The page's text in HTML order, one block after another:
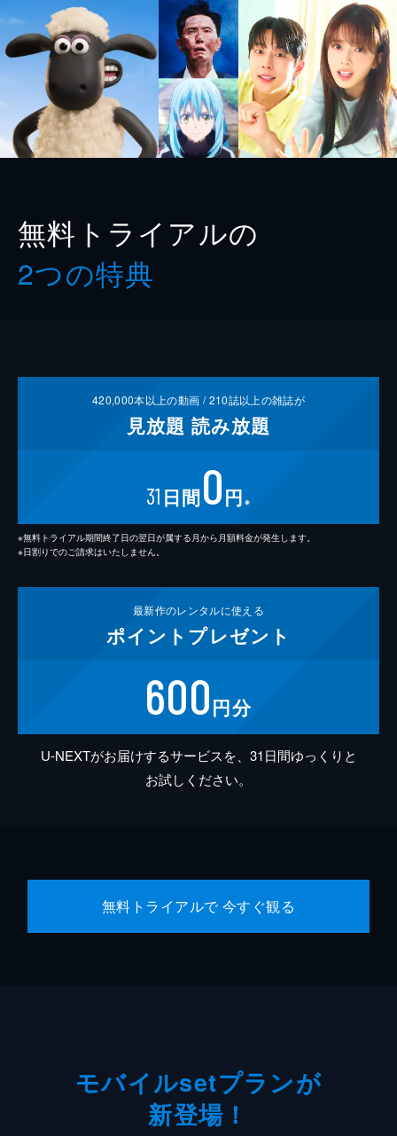
無料トライアルの
2つの特典
420,000本以上の動画 /210誌以上の雑誌が
見放題 読み放題
31 日間0円 ※
※無料トライアル期間終了日の翌日が属する月から月額料金が発生します。
※日割りでのご請求はいたしません。
最新作のレンタルに使える
ポイント プレゼント
600円分
U-NEXTがお届けするサービスを、31日間ゆっくりと
お試しください。
無料トライアルで 今すぐ観る
モバイルsetプランが
新登場！